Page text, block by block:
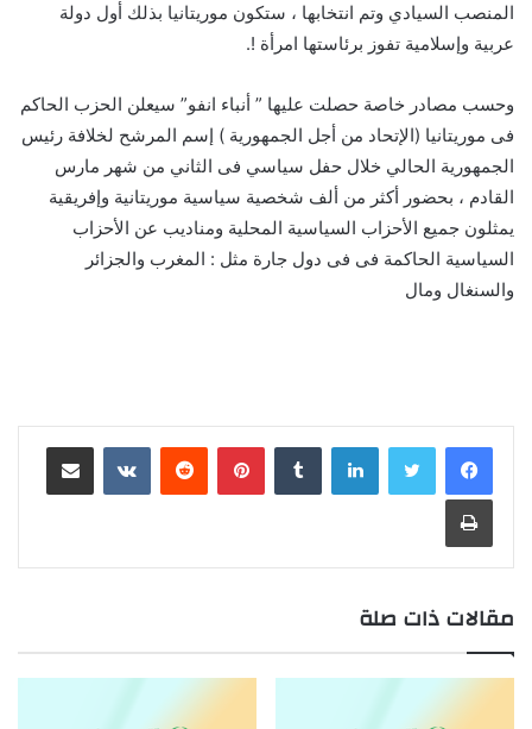
المنصب السيادي وتم انتخابها ، ستكون موريتانيا بذلك أول دولة
عربية وإسلامية تفوز برئاستها امرأة !.
وحسب مصادر خاصة حصلت عليها ” أنباء انفو” سيعلن الحزب الحاكم
فى موريتانيا (الإتحاد من أجل الجمهورية ) إسم المرشح لخلافة رئيس
الجمهورية الحالي خلال حفل سياسي فى الثاني من شهر مارس
القادم ، بحضور أكثر من ألف شخصية سياسية موريتانية وإفريقية
يمثلون جميع الأحزاب السياسية المحلية ومناديب عن الأحزاب
السياسية الحاكمة فى فى دول جارة مثل : المغرب والجزائر
والسنغال ومال
لينكدإن بينتيريست مشاركة عبر البريد
طباعة
مقالات ذات صلة